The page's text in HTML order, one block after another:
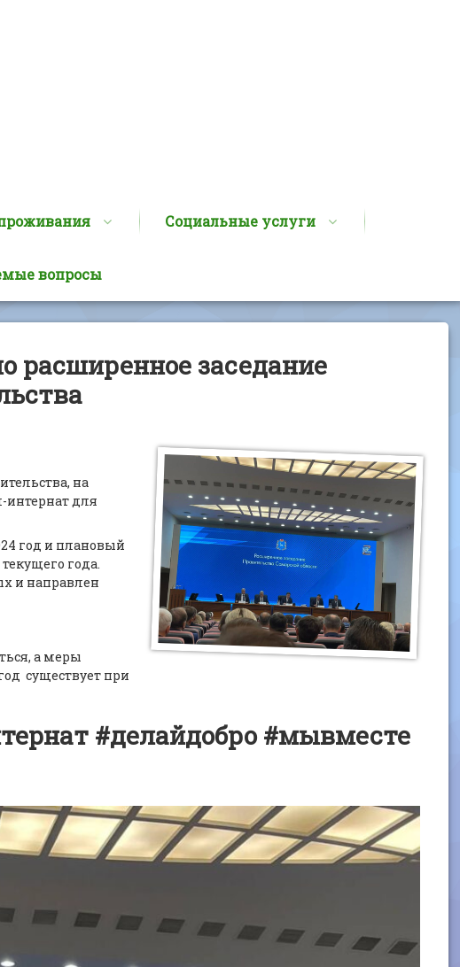
Социальные услуги
вопросы
расширенное заседание
на
интернат для
год и плановый
года.
и направлен
а меры
существует при
#делайдобро #мывместе